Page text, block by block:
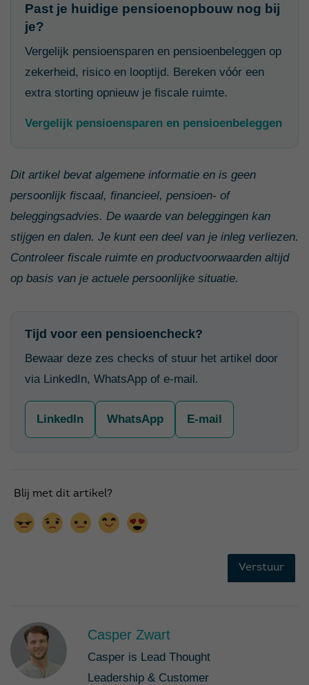
Past je huidige pensioenopbouw nog bij
je?
Vergelijk pensioensparen en pensioenbeleggen op
zekerheid, risico en looptijd. Bereken vóór een
extra storting opnieuw je fiscale ruimte.
Vergelijk pensioensparen en pensioenbeleggen
Dit artikel bevat algemene informatie en is geen
persoonlijk fiscaal, financieel, pensioen- of
beleggingsadvies. De waarde van beleggingen kan
stijgen en dalen. Je kunt een deel van je inleg verliezen.
Controleer fiscale ruimte en productvoorwaarden altijd
op basis van je actuele persoonlijke situatie.
Tijd voor een pensioencheck?
Bewaar deze zes checks of stuur het artikel door
via LinkedIn, WhatsApp of e-mail.
LinkedIn WhatsApp E-mail
Casper Zwart
Casper is Lead Thought
Leadership & Customer